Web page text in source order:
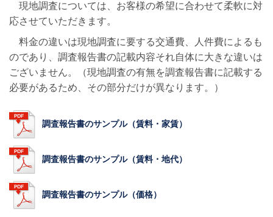
現地調査については、お客様の希望に合わせて柔軟に対
応させていただきます。
料金の違いは現地調査に要する交通費、人件費によるも
のであり、調査報告書の記載内容それ自体に大きな違いは
ございません。（現地調査の有無を調査報告書に記載する
必要があるため、その部分だけが異なります。）
調査報告書のサンプル（賃料・家賃）
調査報告書のサンプル（賃料・地代）
調査報告書のサンプル（価格）